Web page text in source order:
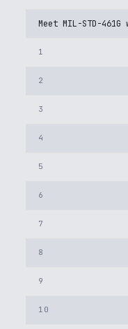
Meet MIL-STD-
1
2
3
4
5
6
7
8
9
10